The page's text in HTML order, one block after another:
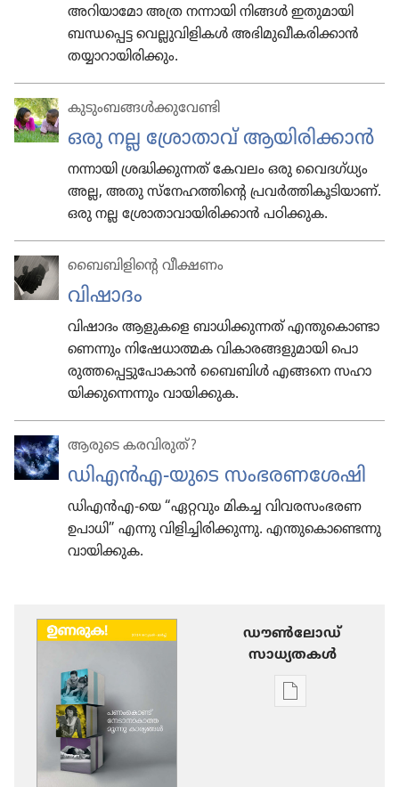
അറി​യാ​മോ അത്ര നന്നായി നിങ്ങൾ ഇതു​മാ​യി
ബന്ധപ്പെട്ട വെല്ലു​വി​ളികൾ അഭി​മുഖീ​കരി​ക്കാൻ
തയ്യാ​റായി​രി​ക്കും.
കുടുംബങ്ങള്‍ക്കുവേണ്ടി
ഒരു നല്ല ശ്രോതാവ്‌ ആയിരിക്കാൻ
നന്നായി ശ്ര​ദ്ധിക്കു​ന്നത്‌ കേവലം ഒരു വൈദഗ്‌ധ്യം
അല്ല, അതു സ്‌നേഹത്തിന്‍റെ പ്ര​വർത്തികൂ​ടി​യാണ്‌.
ഒരു നല്ല ശ്രോ​താവാ​യിരി​ക്കാൻ പഠിക്കുക.
ബൈബിളിന്‍റെ വീക്ഷണം
വിഷാദം
വിഷാദം ആളുകളെ ബാ​ധിക്കു​ന്നത്‌ എന്തു​കൊ​ണ്ടാ​
ണെന്നും നി​ഷേധാ​ത്മക വികാ​രങ്ങ​ളുമാ​യി പൊ​
രുത്ത​പ്പെട്ടു​പോ​കാൻ ബൈബിൾ എങ്ങനെ സഹാ​
യിക്കു​ന്നെ​ന്നും വാ​യി​ക്കുക.
ആരുടെ കരവിരുത്?
ഡിഎൻഎ-യുടെ സംഭരണശേഷി
ഡിഎൻഎ-യെ “ഏറ്റവും മികച്ച വി​വരസം​ഭരണ
ഉപാധി” എന്നു വിളി​ച്ചി​രിക്കു​ന്നു. എന്തു​കൊ​ണ്ടെന്നു
വാ​യി​ക്കുക.
ഡൗണ്‍ലോഡ്
സാധ്യതകള്‍